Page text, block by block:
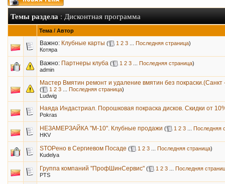
Темы раздела: Дисконтная программа
Тема / Автор
Важно: Клубные карты ( 1 2 3 Последняя страница)
Котяра
Важно: Партнеры клуба ( 1 2 3 Последняя страница)
admin
Мастер Вмятин ремонт и удаление вмятин без покраски.(Санкт
( 1 2 3 Последняя страница)
Ludwig
Наяда Индастриал. Порошковая покраска дисков. Скидки от
Pokras
НЕЗАМЕРЗАЙКА "М-10". Клубные продажи ( 1 2 3
Последняя
HKV
STOPено в Сергиевом Посаде ( 1 2 3 Последняя страница)
Kudelya
Группа компаний "ПрофШинСервис" ( 1 2 3
Последняя
PTS